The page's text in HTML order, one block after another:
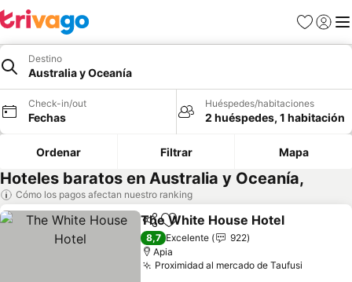
Favoritos
Iniciar
Destino
Australia y Oceanía
Check-in/out
Fechas
Huéspedes/habitaciones
2 huéspedes, 1 habitación
Ordenar Filtrar Mapa
Hoteles baratos en Australia y Oceanía,
Cómo los pagos afectan nuestro ranking
Compartir
Agregar a favoritos
The White House Hotel
8,7 Excelente
922
Apia
Proximidad al mercado de Taufusi